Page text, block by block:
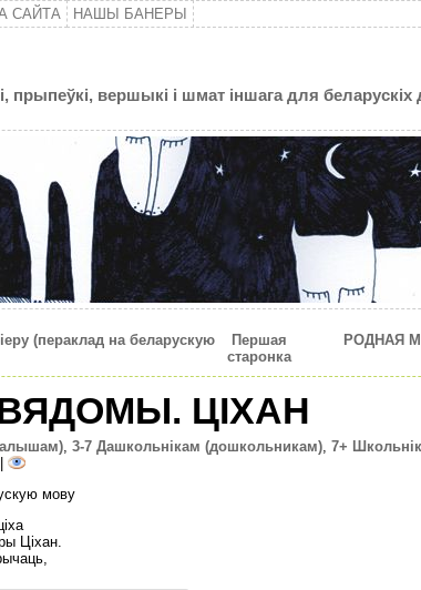
САЙТА НАШЫ БАНЕРЫ
прыпеўкі, вершыкі і шмат іншага для беларускіх
(пераклад на беларускую
Першая
старонка
РОДНАЯ
ЦIХАН
, 3-7 Дашкольнікам (дошкольникам), 7+
мову
Цiхан.